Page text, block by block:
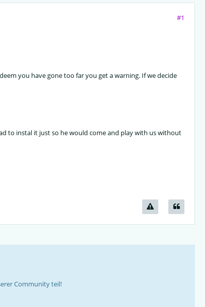
#1
you have gone too far you get a warning. If we decide
to instal it just so he would come and play with us without
Community teil!